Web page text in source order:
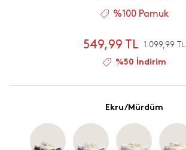
%100 Pamuk
549,99 TL 1.099,99 TL
%50 İndirim
Ekru/Mürdüm